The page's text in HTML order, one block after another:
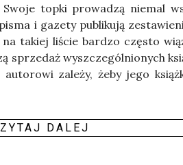
top­ki pro­wa­dzą nie­mal
i gaze­ty publi­ku­ją
takiej liście bar­dzo czę­sto
sprze­daż wyszcze­gól­nio­nych
zale­ży, żeby jego
DALEJ